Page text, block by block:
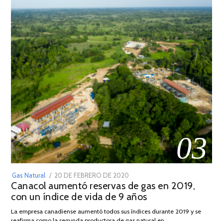
03
Gas Natural
POSTED
ON
20 DE FEBRERO DE 2020
DE
JULIO
2025
Canacol aumentó reservas de gas en 2019,
con un índice de vida de 9 años
La empresa canadiense aumentó todos sus índices durante 2019 y se